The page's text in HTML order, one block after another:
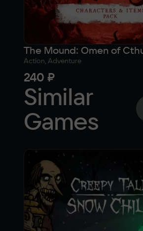
Action, Adventure
240 ₽
Similar
Games